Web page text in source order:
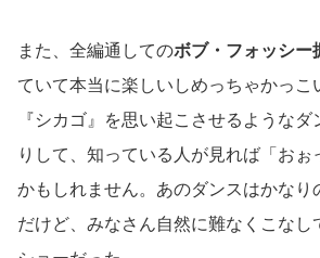
また、全編通してのボブ・フォッシー
ていて本当に楽しいしめっちゃかっこ
『シカゴ』を思い起こさせるような
りして、知っている人が見れば「おぉ
かもしれません。あのダンスはかなり
だけど、みなさん自然に難なくこなし